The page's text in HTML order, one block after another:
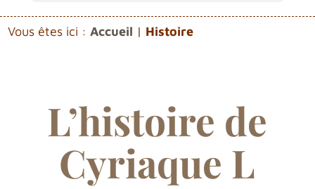
Vous êtes ici :Accueil | Histoire
L’histoire de
Cyriaque L